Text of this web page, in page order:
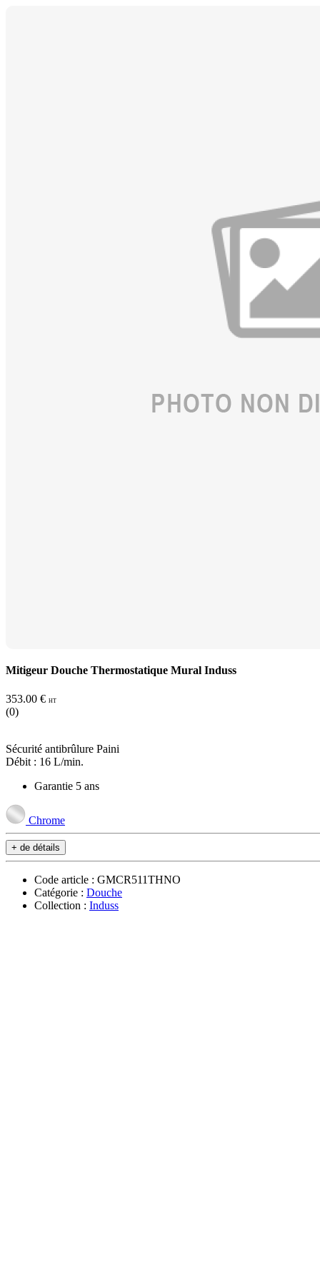
Mitigeur Douche Thermostatique Mural Induss
353.00 € HT
(0)
Sécurité antibrûlure Paini
Débit : 16 L/min.
Garantie 5 ans
Chrome
+ de détails
Code article : GMCR511THNO
Catégorie : Douche
Collection : Induss